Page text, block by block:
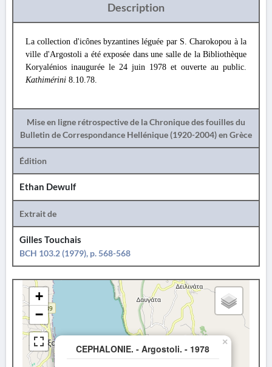
Description
La collection d'icônes byzantines léguée par S. Charokopou à la
ville d'Argostoli a été exposée dans une salle de la Bibliothèque
Koryalénios inaugurée le 24 juin 1978 et ouverte au public.
Kathimérini 8.10.78.
Mise en ligne rétrospective de la Chronique des fouilles du
Bulletin de Correspondance Hellénique (1920-2004) en Grèce
Édition
Ethan Dewulf
Extrait de
Gilles Touchais
BCH 103.2 (1979), p. 568-568
CEPHALONIE. - Argostoli. - 1978
×
+
−